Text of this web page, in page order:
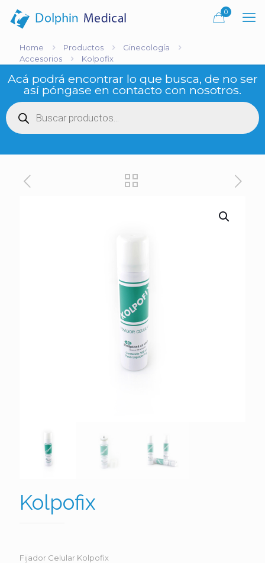
0
Home Productos
Ginecología
Accesorios
Kolpofix
Acá podrá encontrar lo que busca, de no ser
así póngase en contacto con nosotros.
Búsqueda
de
productos
Kolpofix
Fijador Celular Kolpofix